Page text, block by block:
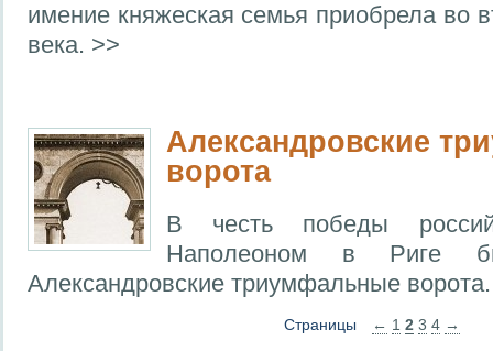
имение княжеская семья приобрела во
века. >>
Александровские
ворота
В честь победы
Наполеоном в Риге
Александровские триумфальные
Страницы ← 1 2 3 4 →